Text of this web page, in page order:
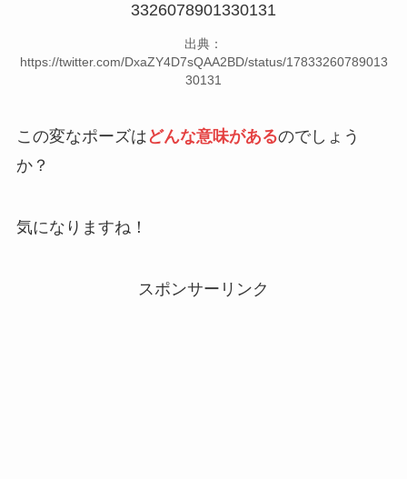
3326078901330131
出典：
https://twitter.com/DxaZY4D7sQAA2BD/status/17833260789013
30131
この変なポーズは どんな意味があるのでしょう
か？
気になりますね！
スポンサーリンク